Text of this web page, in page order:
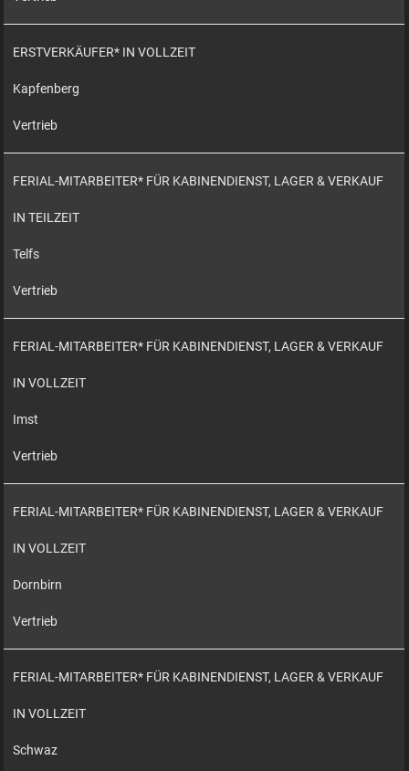
ERSTVERKÄUFER* IN VOLLZEIT
Kapfenberg
Vertrieb
FERIAL-MITARBEITER* FÜR KABINENDIENST, LAGER & VERKAUF
IN TEILZEIT
Telfs
Vertrieb
FERIAL-MITARBEITER* FÜR KABINENDIENST, LAGER & VERKAUF
IN VOLLZEIT
Imst
Vertrieb
FERIAL-MITARBEITER* FÜR KABINENDIENST, LAGER & VERKAUF
IN VOLLZEIT
Dornbirn
Vertrieb
FERIAL-MITARBEITER* FÜR KABINENDIENST, LAGER & VERKAUF
IN VOLLZEIT
Schwaz